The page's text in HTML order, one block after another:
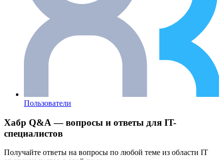
Пользователи
Хабр Q&A — вопросы и ответы для IT-
специалистов
Получайте ответы на вопросы по любой теме из области IT